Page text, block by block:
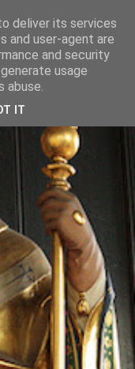
deliver its services
and user-agent are
and security
usage
abuse.
IT